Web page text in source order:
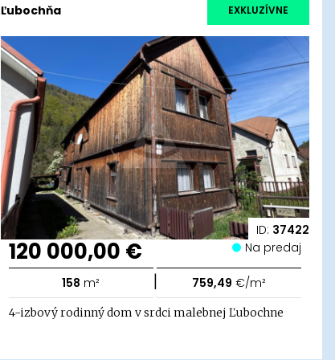
ID: 37422
Ľubochňa EXKLUZÍVNE
120 000,00 € Na predaj
158 m² | 759,49 €/m²
4-izbový rodinný dom v srdci malebnej Ľubochne